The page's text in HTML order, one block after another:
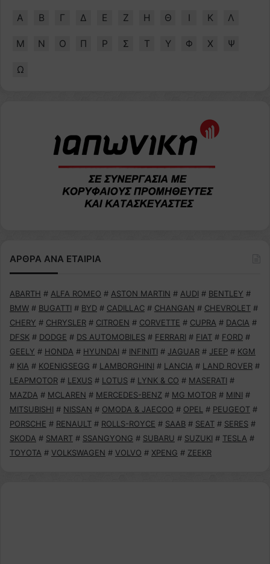
Α Β Γ Δ Ε Ζ Η Θ Ι Κ Λ
Μ Ν Ο Π Ρ Σ Τ Υ Φ Χ Ψ
Ω
ΑΡΘΡΑ ΑΝΑ ΕΤΑΙΡΙΑ
ABARTH # ALFA ROMEO # ASTON MARTIN # AUDI # BENTLEY #
BMW # BUGATTI # BYD # CADILLAC # CHANGAN # CHEVROLET #
CHERY # CHRYSLER # CITROEN # CORVETTE # CUPRA # DACIA #
DFSK # DODGE # DS AUTOMOBILES # FERRARI # FIAT # FORD #
GEELY # HONDA # HYUNDAI # INFINITI # JAGUAR # JEEP # KGM
# KIA # KOENIGSEGG # LAMBORGHINI # LANCIA # LAND ROVER #
LEAPMOTOR # LEXUS # LOTUS # LYNK & CO # MASERATI #
MAZDA # MCLAREN # MERCEDES-BENZ # MG MOTOR # MINI #
MITSUBISHI # NISSAN # OMODA & JAECOO # OPEL # PEUGEOT #
PORSCHE # RENAULT # ROLLS-ROYCE # SAAB # SEAT # SERES #
SKODA # SMART # SSANGYONG # SUBARU # SUZUKI # TESLA #
TOYOTA # VOLKSWAGEN # VOLVO # XPENG # ZEEKR